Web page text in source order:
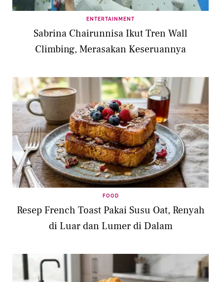
ENTERTAINMENT
Sabrina Chairunnisa Ikut Tren Wall
Climbing, Merasakan Keseruannya
FOOD
Resep French Toast Pakai Susu Oat, Renyah
di Luar dan Lumer di Dalam